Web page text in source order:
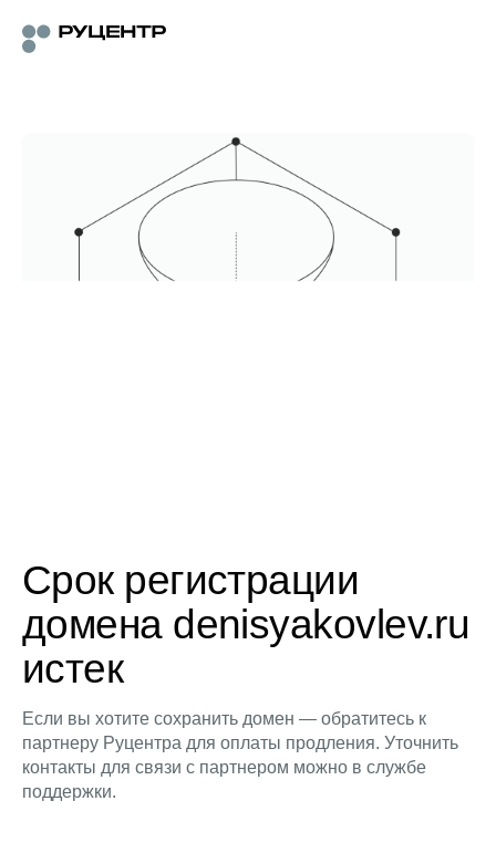
Срок регистрации
домена denisyakovlev.ru
истек
Если вы хотите сохранить домен — обратитесь к
партнеру Руцентра для оплаты продления. Уточнить
контакты для связи с партнером можно в службе
поддержки.